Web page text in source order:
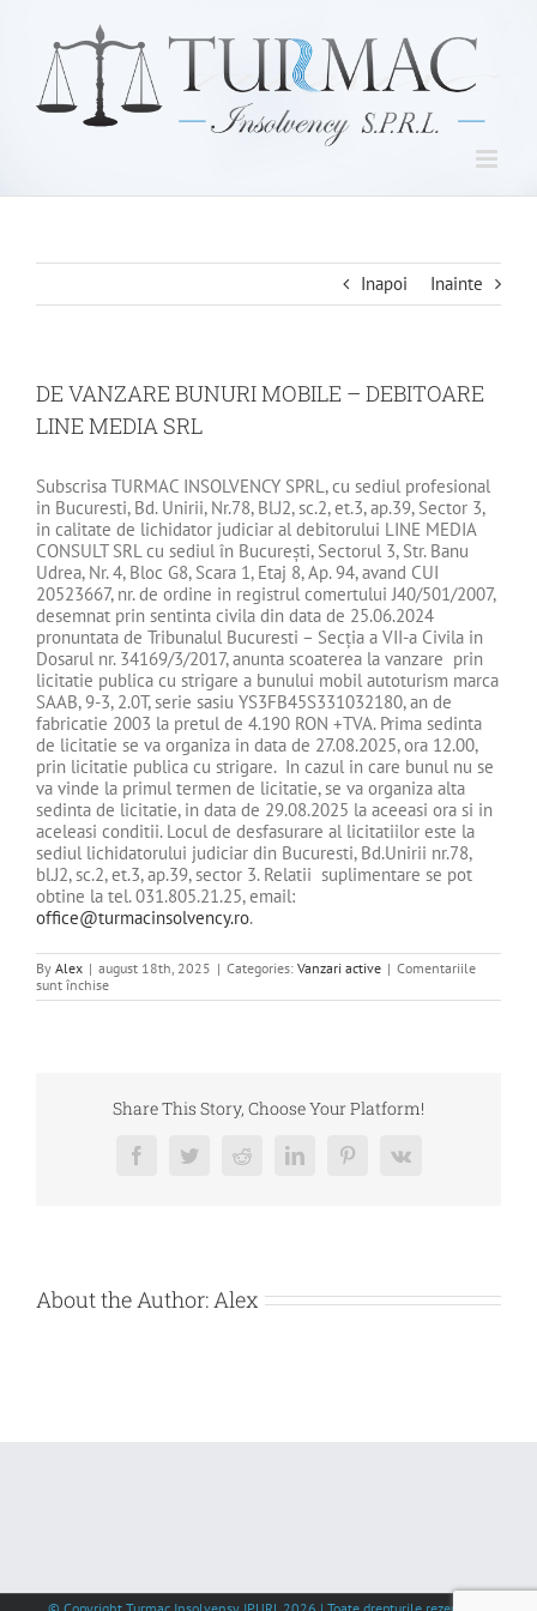
content
Inapoi Inainte
DE VANZARE BUNURI MOBILE – DEBITOARE
LINE MEDIA SRL
Subscrisa TURMAC INSOLVENCY SPRL, cu sediul profesional
in Bucuresti, Bd. Unirii, Nr.78, Bl.J2, sc.2, et.3, ap.39, Sector 3,
in calitate de lichidator judiciar al debitorului LINE MEDIA
CONSULT SRL cu sediul în București, Sectorul 3, Str. Banu
Udrea, Nr. 4, Bloc G8, Scara 1, Etaj 8, Ap. 94, avand CUI
20523667, nr. de ordine in registrul comertului J40/501/2007,
desemnat prin sentinta civila din data de 25.06.2024
pronuntata de Tribunalul Bucuresti – Secţia a VII-a Civila in
Dosarul nr. 34169/3/2017, anunta scoaterea la vanzare prin
licitatie publica cu strigare a bunului mobil autoturism marca
SAAB, 9-3, 2.0T, serie sasiu YS3FB45S331032180, an de
fabricatie 2003 la pretul de 4.190 RON +TVA. Prima sedinta
de licitatie se va organiza in data de 27.08.2025, ora 12.00,
prin licitatie publica cu strigare. In cazul in care bunul nu se
va vinde la primul termen de licitatie, se va organiza alta
sedinta de licitatie, in data de 29.08.2025 la aceeasi ora si in
aceleasi conditii. Locul de desfasurare al licitatiilor este la
sediul lichidatorului judiciar din Bucuresti, Bd.Unirii nr.78,
bl.J2, sc.2, et.3, ap.39, sector 3. Relatii suplimentare se pot
obtine la tel. 031.805.21.25, email:
office@turmacinsolvency.ro.
By Alex | august 18th, 2025 | Categories: Vanzari active | Comentariile
sunt închisepentru
DE
LINE
MEDIA
Share This Story, Choose Your Platform!
FacebookTwitterRedditLinkedInPinterest
Vk
About the Author: Alex